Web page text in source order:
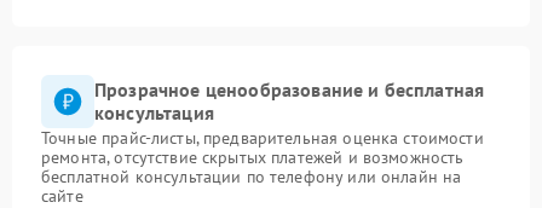
Прозрачное ценообразование и бесплатная
консультация
Точные прайс-листы, предварительная оценка стоимости
ремонта, отсутствие скрытых платежей и возможность
бесплатной консультации по телефону или онлайн на
сайте